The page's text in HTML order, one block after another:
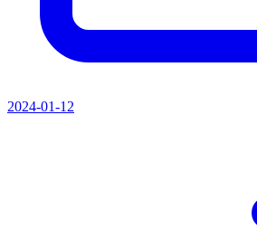
2024-01-12